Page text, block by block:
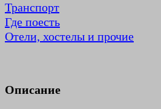
Транспорт
Где поесть
Отели, хостелы и прочие
Описание